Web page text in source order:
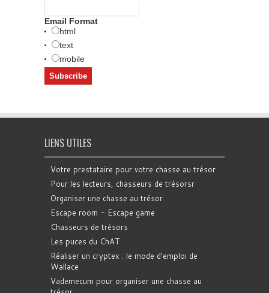
Email Format
html
text
mobile
LIENS UTILES
Votre prestataire pour votre chasse au trésor
Pour les lecteurs, chasseurs de trésorsr
Organiser une chasse au trésor
Escape room - Escape game
Chasseurs de trésors
Les puces du ChAT
Réaliser un cryptex : le mode d'emploi de
Wallace
Vademecum pour organiser une chasse au